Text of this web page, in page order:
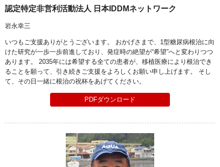
認定特定非営利活動法人 日本IDDMネットワーク
岩永幸三
いつもご支援ありがとうございます。 おかげさまで、1型糖尿病根治に向
けた研究が一歩一歩前進しており、発症時の絶望が“希望”へと変わりつつ
あります。 2035年には希望する全ての患者が、移植医療により根治でき
ることを願って、引き続きご支援をよろしくお願い申し上げます。 そし
て、その日一緒に根治の祝杯をあげてください。
PDFダウンロード